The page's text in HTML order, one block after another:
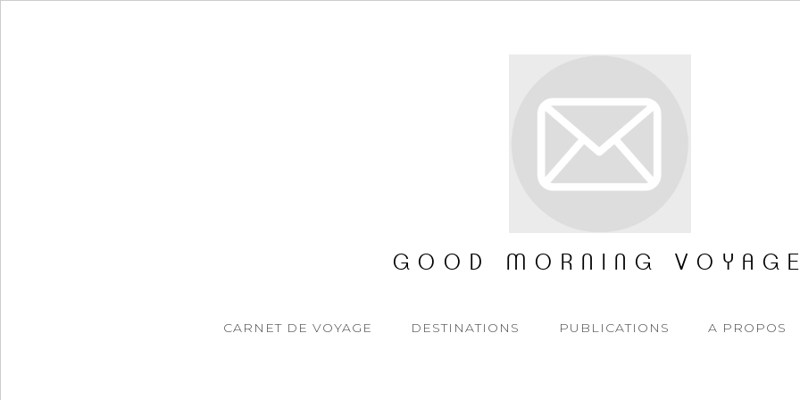
GOOD MORNING VOYAGE
CARNET DE VOYAGE DESTINATIONS PUBLICATIONS A PROPOS